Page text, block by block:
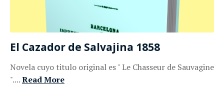
El Cazador de Salvajina 1858
Novela cuyo titulo original es " Le Chasseur de Sauvagine
"....Read More